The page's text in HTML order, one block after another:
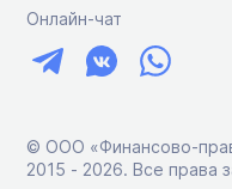
Онлайн-чат
© ООО «Финансово-
2015 ‑ 2026. Все права